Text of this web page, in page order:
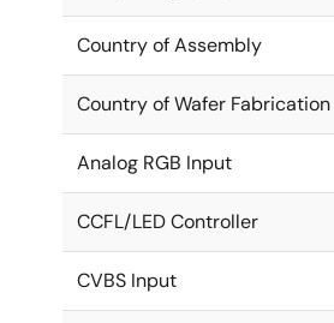
Country of Assembly
Country of Wafer Fabrication
Analog RGB Input
CCFL/LED Controller
CVBS Input